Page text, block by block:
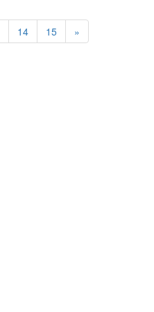
14 15 »